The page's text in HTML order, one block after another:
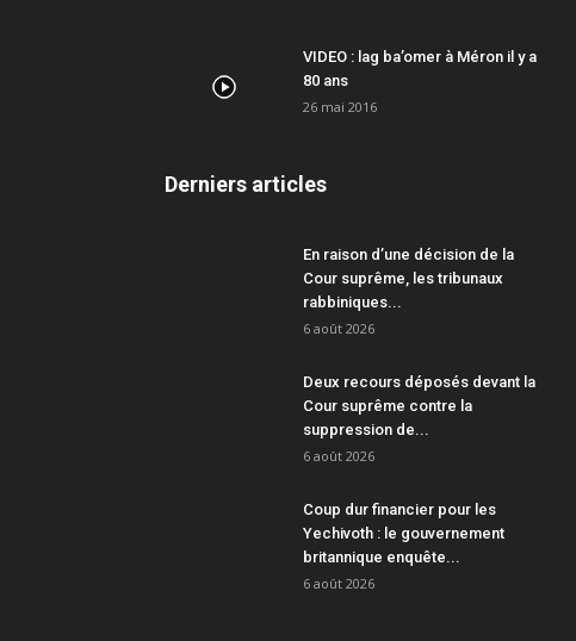
VIDEO : lag ba’omer à Méron il y a
80 ans
26 mai 2016
Derniers articles
En raison d’une décision de la
Cour suprême, les tribunaux
rabbiniques...
6 août 2026
Deux recours déposés devant la
Cour suprême contre la
suppression de...
6 août 2026
Coup dur financier pour les
Yechivoth : le gouvernement
britannique enquête...
6 août 2026